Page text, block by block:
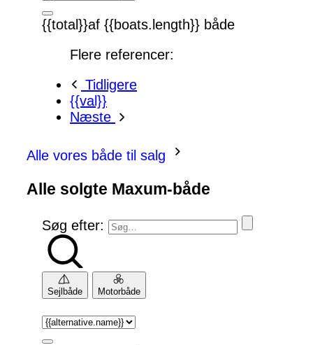
{{total}}af {{boats.length}} både
Flere referencer:
Tidligere
{{val}}
Næste
Alle vores både til salg
Alle solgte Maxum-både
Søg efter:
Sejlbåde Motorbåde